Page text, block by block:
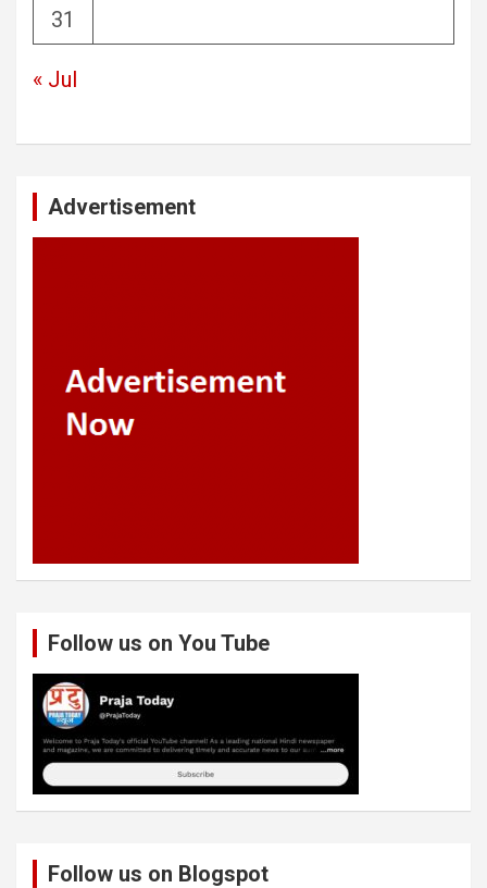
31
« Jul
Advertisement
Follow us on You Tube
Follow us on Blogspot